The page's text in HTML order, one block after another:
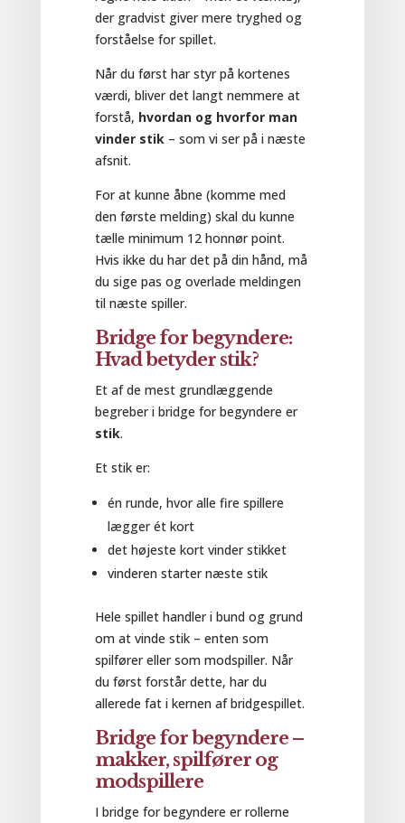
der gradvist giver mere tryghed og
forståelse for spillet.
Når du først har styr på kortenes
værdi, bliver det langt nemmere at
forstå, hvordan og hvorfor man
vinder stik– som vi ser på i næste
afsnit.
For at kunne åbne (komme med
den første melding) skal du kunne
tælle minimum 12 honnør point.
Hvis ikke du har det på din hånd, må
du sige pas og overlade meldingen
til næste spiller.
Bridge for begyndere:
Hvad betyder stik?
Et af de mest grundlæggende
begreber i bridge for begyndere er
stik.
Et stik er:
én runde, hvor alle fire spillere
lægger ét kort
det højeste kort vinder stikket
vinderen starter næste stik
Hele spillet handler i bund og grund
om at vinde stik – enten som
spilfører eller som modspiller. Når
du først forstår dette, har du
allerede fat i kernen af bridgespillet.
Bridge for begyndere –
makker, spilfører og
modspillere
I bridge for begyndere er rollerne